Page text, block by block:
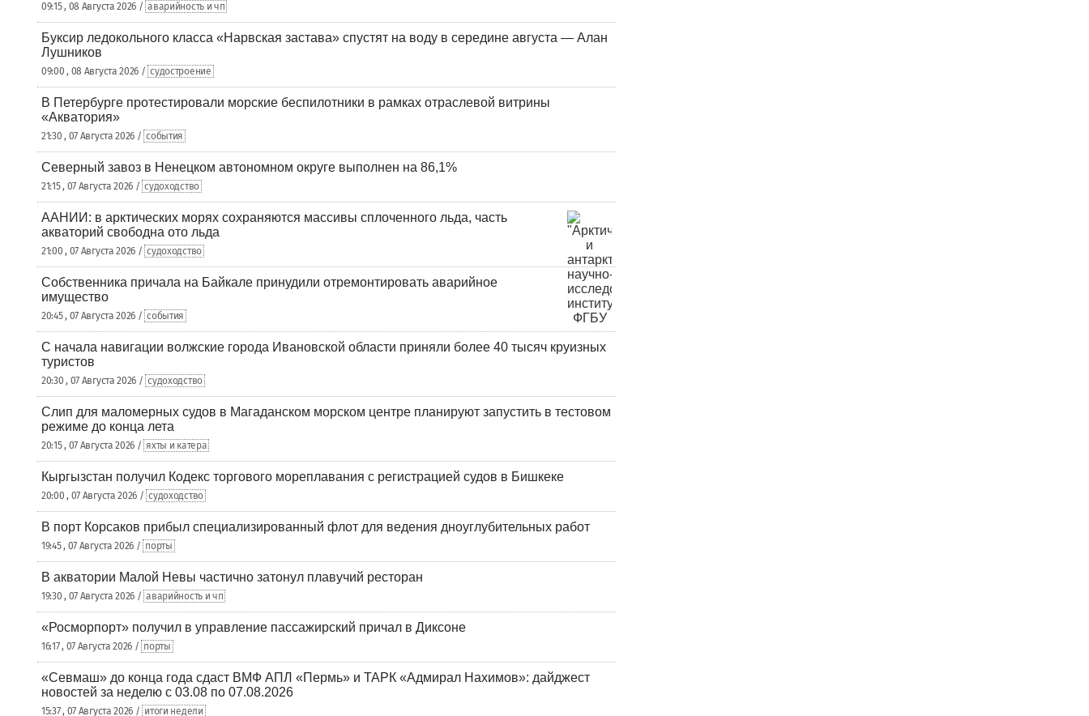
09:15 , 08 Августа 2026 / аварийность и чп
Буксир ледокольного класса «Нарвская застава» спустят на воду в середине августа — Алан
Лушников
09:00 , 08 Августа 2026 / судостроение
В Петербурге протестировали морские беспилотники в рамках отраслевой витрины
«Акватория»
21:30 , 07 Августа 2026 / события
Северный завоз в Ненецком автономном округе выполнен на 86,1%
21:15 , 07 Августа 2026 / судоходство
ААНИИ: в арктических морях сохраняются массивы сплоченного льда, часть
акваторий свободна ото льда
21:00 , 07 Августа 2026 / судоходство
Собственника причала на Байкале принудили отремонтировать аварийное
имущество
20:45 , 07 Августа 2026 / события
С начала навигации волжские города Ивановской области приняли более 40 тысяч круизных
туристов
20:30 , 07 Августа 2026 / судоходство
Слип для маломерных судов в Магаданском морском центре планируют запустить в тестовом
режиме до конца лета
20:15 , 07 Августа 2026 / яхты и катера
Кыргызстан получил Кодекс торгового мореплавания с регистрацией судов в Бишкеке
20:00 , 07 Августа 2026 / судоходство
В порт Корсаков прибыл специализированный флот для ведения дноуглубительных работ
19:45 , 07 Августа 2026 / порты
В акватории Малой Невы частично затонул плавучий ресторан
19:30 , 07 Августа 2026 / аварийность и чп
«Росморпорт» получил в управление пассажирский причал в Диксоне
16:17 , 07 Августа 2026 / порты
«Севмаш» до конца года сдаст ВМФ АПЛ «Пермь» и ТАРК «Адмирал Нахимов»: дайджест
новостей за неделю с 03.08 по 07.08.2026
15:37 , 07 Августа 2026 / итоги недели